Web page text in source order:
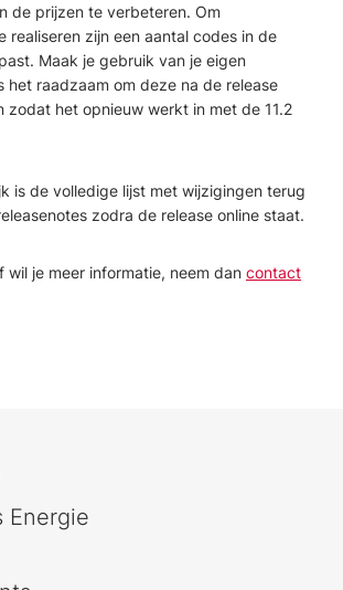
de prijzen te verbeteren. Om
realiseren zijn een aantal codes in de
Maak je gebruik van je eigen
het raadzaam om deze na de release
zodat het opnieuw werkt in met de 11.2
is de volledige lijst met wijzigingen terug
zodra de release online staat.
wil je meer informatie, neem dan contact
Energie